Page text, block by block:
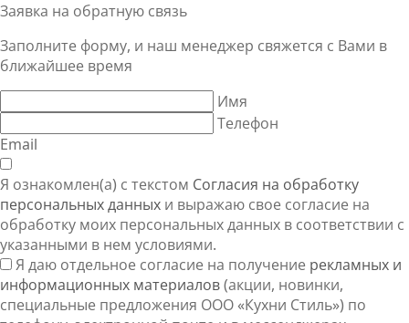
Заявка на обратную связь
Заполните форму, и наш менеджер свяжется с Вами в
ближайшее время
Имя
Телефон
Email
Я ознакомлен(а) с текстом Согласия на обработку
персональных данных и выражаю свое согласие на
обработку моих персональных данных в соответствии с
указанными в нем условиями.
Я даю отдельное согласие на получение рекламных и
информационных материалов(акции, новинки,
специальные предложения ООО «Кухни Стиль») по